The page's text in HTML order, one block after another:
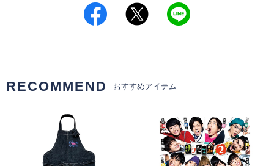
RECOMMEND おすすめアイテム